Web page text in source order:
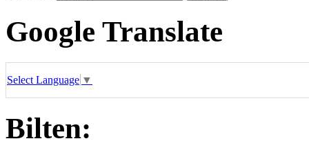
Google Translate
Select Language ▼
Bilten: